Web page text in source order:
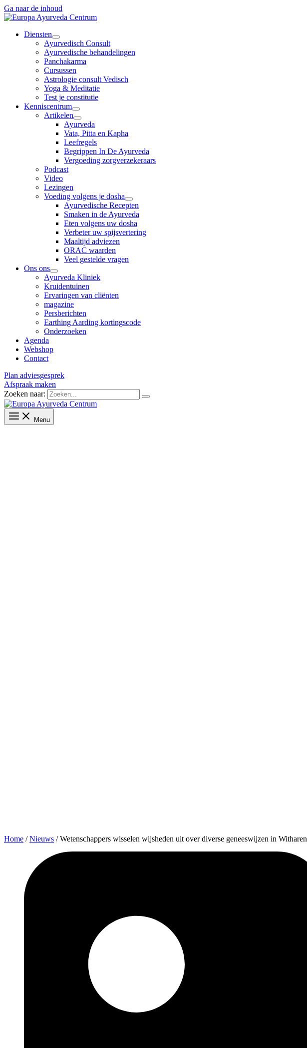
Ga naar de inhoud
Diensten
Ayurvedisch Consult
Ayurvedische behandelingen
Panchakarma
Cursussen
Astrologie consult Vedisch
Yoga & Meditatie
Test je constitutie
Kenniscentrum
Artikelen
Ayurveda
Vata, Pitta en Kapha
Leefregels
Begrippen In De Ayurveda
Vergoeding zorgverzekeraars
Podcast
Video
Lezingen
Voeding volgens je dosha
Ayurvedische Recepten
Smaken in de Ayurveda
Eten volgens uw dosha
Verbeter uw spijsvertering
Maaltijd adviezen
ORAC waarden
Veel gestelde vragen
Ons ons
Ayurveda Kliniek
Kruidentuinen
Ervaringen van cliënten
magazine
Persberichten
Earthing Aarding kortingscode
Onderzoeken
Agenda
Webshop
Contact
Plan adviesgesprek
Afspraak maken
Zoeken naar:
Menu
Home /Nieuws /Wetenschappers wisselen wijsheden uit over diverse geneeswijzen in Witharen